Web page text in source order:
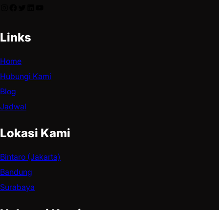
Links
Home
Hubungi Kami
Blog
Jadwal
Lokasi Kami
Bintaro (Jakarta)
Bandung
Surabaya